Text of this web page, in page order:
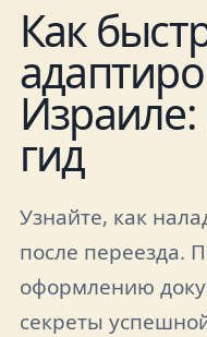
Специалисты
Как
гид
Узнайте, как
после переезда.
оформлению
секреты